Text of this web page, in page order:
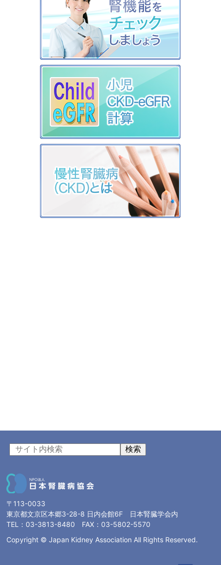
検索
〒113-0033
東京都文京区本郷3-28-8 日内会館6F 日本腎臓学会内
TEL：03-3813-8480 FAX：03-5802-5570
Copyright © Japan Kidney Association All Rights Reserved.